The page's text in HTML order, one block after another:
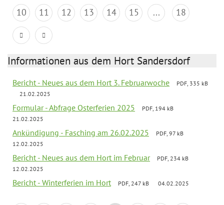
10
11 12 13 14 15 ... 18
Informationen aus dem Hort Sandersdorf
Bericht - Neues aus dem Hort 3. Februarwoche
PDF, 335 kB
21.02.2025
Formular - Abfrage Osterferien 2025
PDF, 194 kB
21.02.2025
Ankündigung - Fasching am 26.02.2025
PDF, 97 kB
12.02.2025
Bericht - Neues aus dem Hort im Februar
PDF, 234 kB
12.02.2025
Bericht - Winterferien im Hort PDF, 247 kB 04.02.2025